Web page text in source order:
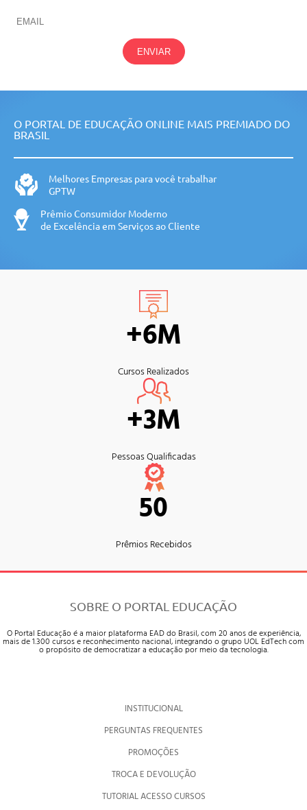
ENVIAR
O PORTAL DE EDUCAÇÃO ONLINE MAIS PREMIADO DO
BRASIL
Melhores Empresas para você trabalhar
GPTW
Prêmio Consumidor Moderno
de Excelência em Serviços ao Cliente
+6M
Cursos Realizados
+3M
Pessoas Qualificadas
50
Prêmios Recebidos
SOBRE O PORTAL EDUCAÇÃO
O Portal Educação é a maior plataforma EAD do Brasil, com 20 anos de experiência,
mais de 1.300 cursos e reconhecimento nacional, integrando o grupo UOL EdTech com
o propósito de democratizar a educação por meio da tecnologia.
INSTITUCIONAL
PERGUNTAS FREQUENTES
PROMOÇÕES
TROCA E DEVOLUÇÃO
TUTORIAL ACESSO CURSOS